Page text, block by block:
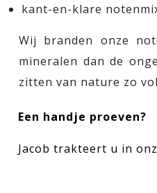
kant-en-klare
Wij branden onze
mineralen dan de
zitten van nature zo
Een handje proeven?
Jacob trakteert u in